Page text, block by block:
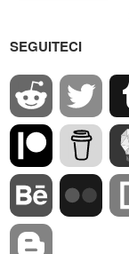
SEGUITECI